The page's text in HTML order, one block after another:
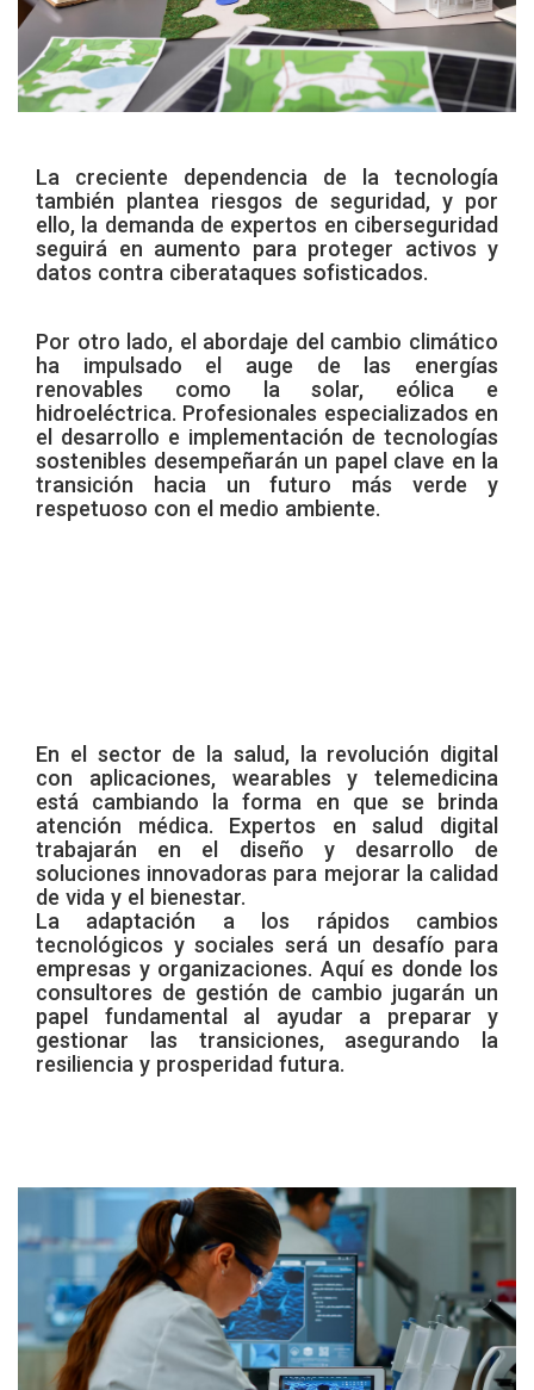
La creciente dependencia de la tecnología
también plantea riesgos de seguridad, y por
ello, la demanda de expertos en ciberseguridad
seguirá en aumento para proteger activos y
datos contra ciberataques sofisticados.
Por otro lado, el abordaje del cambio climático
ha impulsado el auge de las energías
renovables como la solar, eólica e
hidroeléctrica. Profesionales especializados en
el desarrollo e implementación de tecnologías
sostenibles desempeñarán un papel clave en la
transición hacia un futuro más verde y
respetuoso con el medio ambiente.
En el sector de la salud, la revolución digital
con aplicaciones, wearables y telemedicina
está cambiando la forma en que se brinda
atención médica. Expertos en salud digital
trabajarán en el diseño y desarrollo de
soluciones innovadoras para mejorar la calidad
de vida y el bienestar.
La adaptación a los rápidos cambios
tecnológicos y sociales será un desafío para
empresas y organizaciones. Aquí es donde los
consultores de gestión de cambio jugarán un
papel fundamental al ayudar a preparar y
gestionar las transiciones, asegurando la
resiliencia y prosperidad futura.